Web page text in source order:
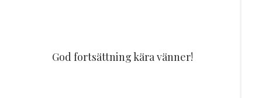
FRÅGOR & SVAR
God fortsättning kära vänner!